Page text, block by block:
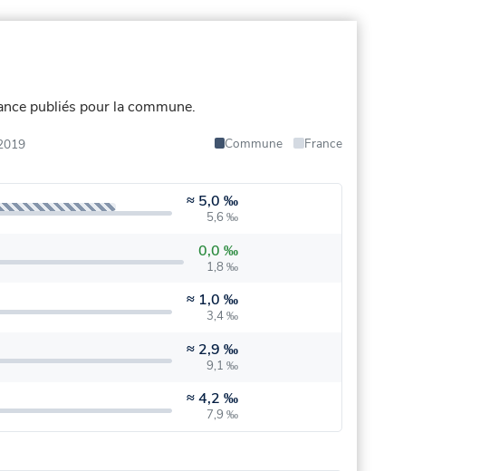
publiés pour la commune.
Commune
France
≈ 5,0 ‰
5,6 ‰
0,0 ‰
1,8 ‰
≈ 1,0 ‰
3,4 ‰
≈ 2,9 ‰
9,1 ‰
≈4,2 ‰
7,9 ‰